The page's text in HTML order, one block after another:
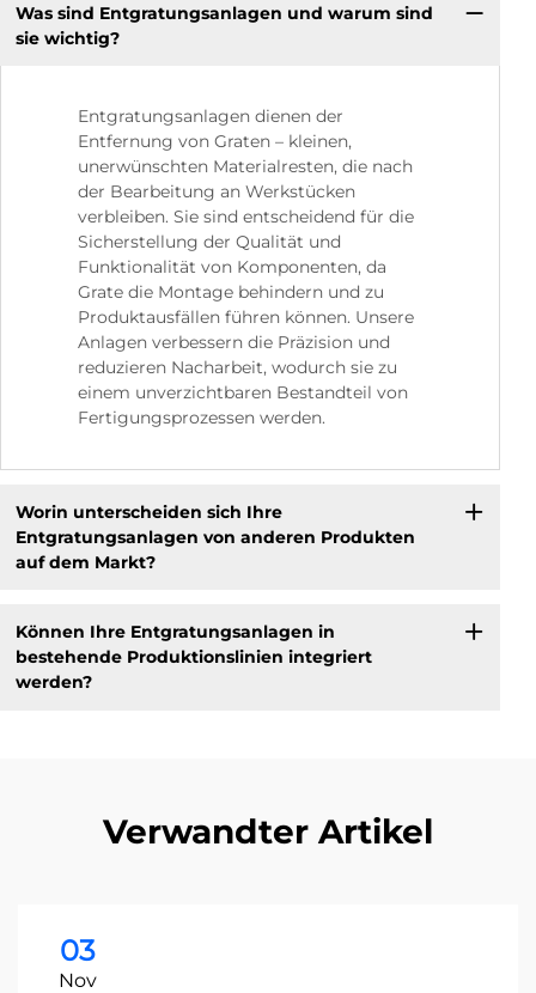
Was sind Entgratungsanlagen und warum sind
sie wichtig?
Entgratungsanlagen dienen der
Entfernung von Graten – kleinen,
unerwünschten Materialresten, die nach
der Bearbeitung an Werkstücken
verbleiben. Sie sind entscheidend für die
Sicherstellung der Qualität und
Funktionalität von Komponenten, da
Grate die Montage behindern und zu
Produktausfällen führen können. Unsere
Anlagen verbessern die Präzision und
reduzieren Nacharbeit, wodurch sie zu
einem unverzichtbaren Bestandteil von
Fertigungsprozessen werden.
Worin unterscheiden sich Ihre
Entgratungsanlagen von anderen Produkten
auf dem Markt?
Können Ihre Entgratungsanlagen in
bestehende Produktionslinien integriert
werden?
Verwandter Artikel
03
Nov